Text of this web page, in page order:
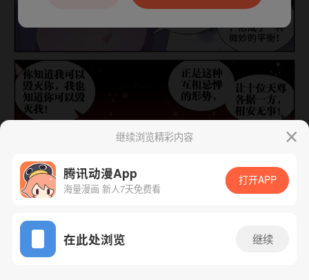
App免费看
下一话 腾漫App免费看
继续浏览精彩内容
腾讯动漫App
海量漫画 新人7天免费看
打开APP
在此处浏览 继续